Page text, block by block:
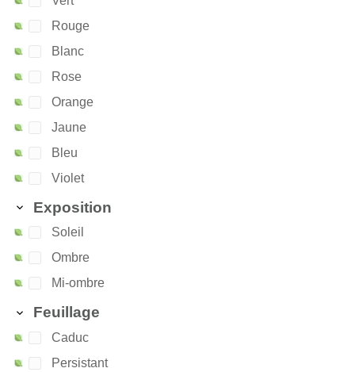
Rouge
Blanc
Rose
Orange
Jaune
Bleu
Violet
Exposition
Soleil
Ombre
Mi-ombre
Feuillage
Caduc
Persistant